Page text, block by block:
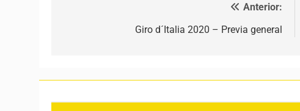
Anterior:
Giro d´Italia 2020 – Previa general